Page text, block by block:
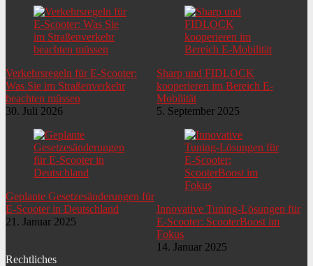
Verkehrsregeln für E-Scooter:
Was Sie im Straßenverkehr
beachten müssen
30. Juli 2026
Sharp und FIDLOCK
kooperieren im Bereich E-
Mobilität
5. September 2025
Geplante Gesetzesänderungen für
E-Scooter in Deutschland
21. Januar 2025
Innovative Tuning-Lösungen für
E-Scooter: ScooterBoost im
Fokus
14. Januar 2025
Rechtliches